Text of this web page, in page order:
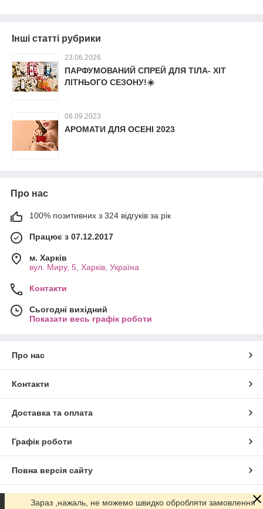
Інші статті рубрики
23.06.2026
ПАРФУМОВАНИЙ СПРЕЙ ДЛЯ ТІЛА- ХІТ
ЛІТНЬОГО СЕЗОНУ!☀️
08.09.2023
АРОМАТИ ДЛЯ ОСЕНІ 2023
Про нас
100% позитивних з 324 відгуків за рік
Працює з 07.12.2017
м. Харків
вул. Миру, 5, Харків, Україна
Контакти
Сьогодні вихідний
Показати весь графік роботи
Про нас
Контакти
Доставка та оплата
Графік роботи
Повна версія сайту
Сайт створено на маркетплейсі Prom.ua
Зараз ,нажаль, не можемо швидко обробляти замовлення